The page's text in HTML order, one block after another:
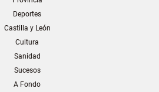
Deportes
Castilla y León
Cultura
Sanidad
Sucesos
A Fondo